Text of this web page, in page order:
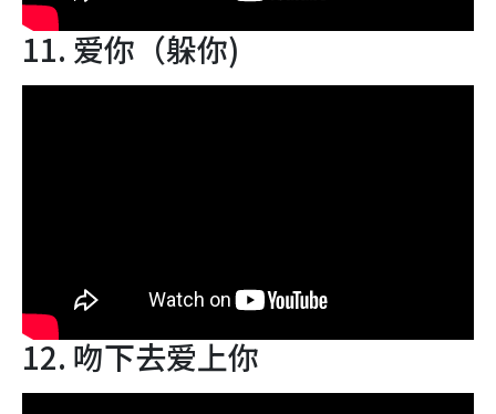
11. 爱你（躲你)
12. 吻下去爱上你